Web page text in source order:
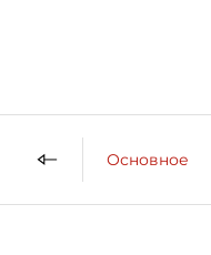
Основное